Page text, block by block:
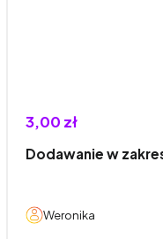
3,00 zł
Weronika